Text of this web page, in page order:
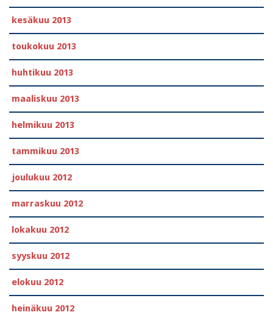
kesäkuu 2013
toukokuu 2013
huhtikuu 2013
maaliskuu 2013
helmikuu 2013
tammikuu 2013
joulukuu 2012
marraskuu 2012
lokakuu 2012
syyskuu 2012
elokuu 2012
heinäkuu 2012